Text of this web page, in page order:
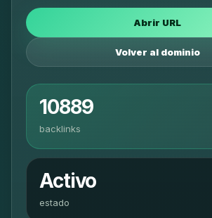
Abrir URL
Volver al dominio
10889
backlinks
Activo
estado